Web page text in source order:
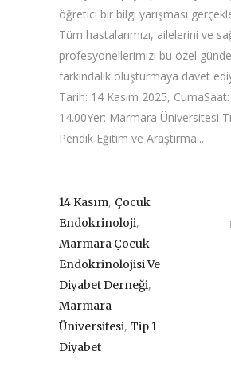
öğretici bir bilgi yarışması
Tüm hastalarımızı, ailelerini ve
profesyonellerimizi bu özel
farkındalık oluşturmaya davet
Tarih: 14 Kasım 2025,
14.00Yer: Marmara Üniversitesi
Pendik Eğitim ve Araştırma...
14 Kasım, Çocuk
Endokrinoloji,
Marmara Çocuk
Endokrinolojisi Ve
Diyabet Derneği,
Marmara
Üniversitesi, Tip 1
Diyabet